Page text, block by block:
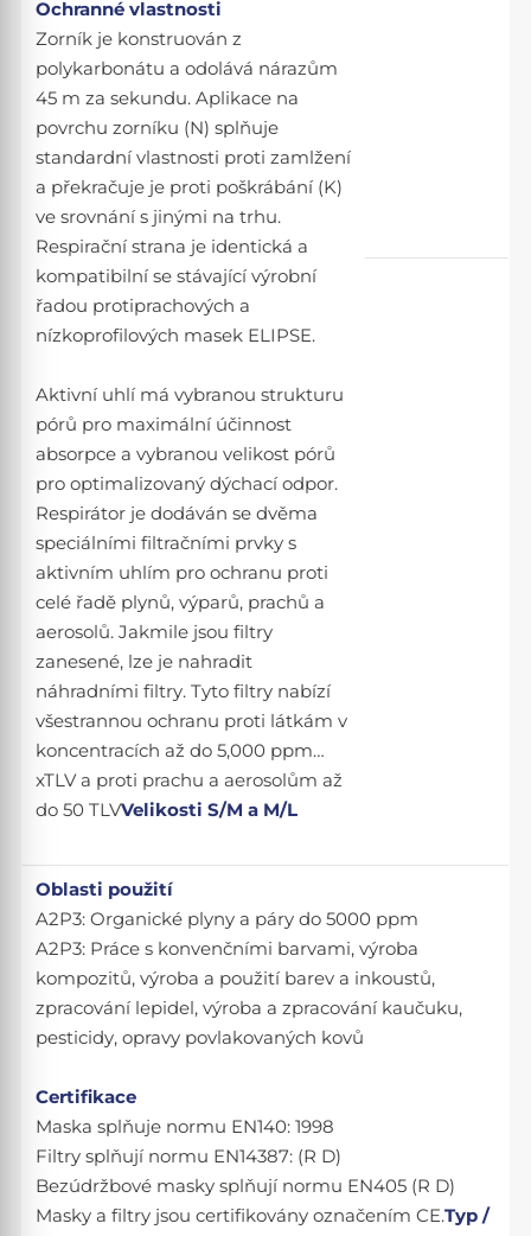
Ochranné vlastnosti
Zorník je konstruován z
polykarbonátu a odolává nárazům
45 m za sekundu. Aplikace na
povrchu zorníku (N) splňuje
standardní vlastnosti proti zamlžení
a překračuje je proti poškrábání (K)
ve srovnání s jinými na trhu.
Respirační strana je identická a
kompatibilní se stávající výrobní
řadou protiprachových a
nízkoprofilových masek ELIPSE.
Aktivní uhlí má vybranou strukturu
pórů pro maximální účinnost
absorpce a vybranou velikost pórů
pro optimalizovaný dýchací odpor.
Respirátor je dodáván se dvěma
speciálními filtračními prvky s
aktivním uhlím pro ochranu proti
celé řadě plynů, výparů, prachů a
aerosolů. Jakmile jsou filtry
zanesené, lze je nahradit
náhradními filtry. Tyto filtry nabízí
všestrannou ochranu proti látkám v
koncentracích až do 5,000 ppm…
xTLV a proti prachu a aerosolům až
do 50 TLVVelikosti S/M a M/L
Oblasti použití
A2P3: Organické plyny a páry do 5000 ppm
A2P3: Práce s konvenčními barvami, výroba
kompozitů, výroba a použití barev a inkoustů,
zpracování lepidel, výroba a zpracování kaučuku,
pesticidy, opravy povlakovaných kovů
Certifikace
Maska splňuje normu EN140: 1998
Filtry splňují normu EN14387: (R D)
Bezúdržbové masky splňují normu EN405 (R D)
Masky a filtry jsou certifikovány označením CE.Typ /